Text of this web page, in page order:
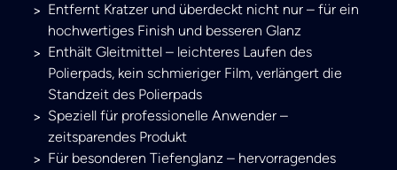
Entfernt Kratzer und überdeckt nicht nur – für ein
hochwertiges Finish und besseren Glanz
Enthält Gleitmittel – leichteres Laufen des
Polierpads, kein schmieriger Film, verlängert die
Standzeit des Polierpads
Speziell für professionelle Anwender –
zeitsparendes Produkt
Für besonderen Tiefenglanz – hervorragendes